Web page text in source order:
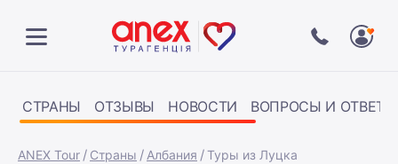
СТРАНЫ ОТЗЫВЫ НОВОСТИ ВОПРОСЫ И ОТВЕТЫ
ANEX Tour Страны Албания Туры из Луцка